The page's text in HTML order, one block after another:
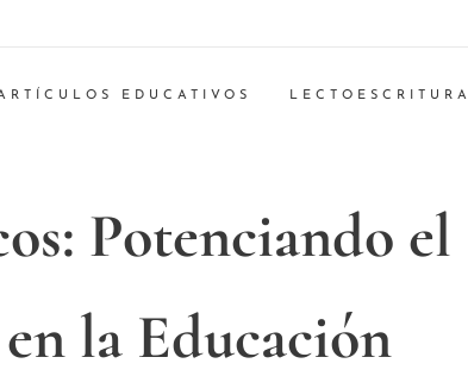
EDUCATIVOS LECTOESCRITURA
Potenciando el
la Educación